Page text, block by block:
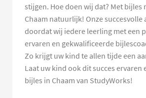
stijgen. Hoe doen wij dat? Met bijles
Chaam natuurlijk! Onze succesvolle
doordat wij iedere leerling met een
ervaren en gekwalificeerde
Zo krijgt uw kind te allen tijde een
Laat uw kind ook dit succes ervaren
bijles in Chaam van StudyWorks!